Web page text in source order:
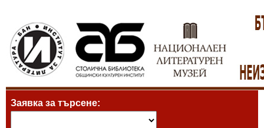
Заявка за търсене: